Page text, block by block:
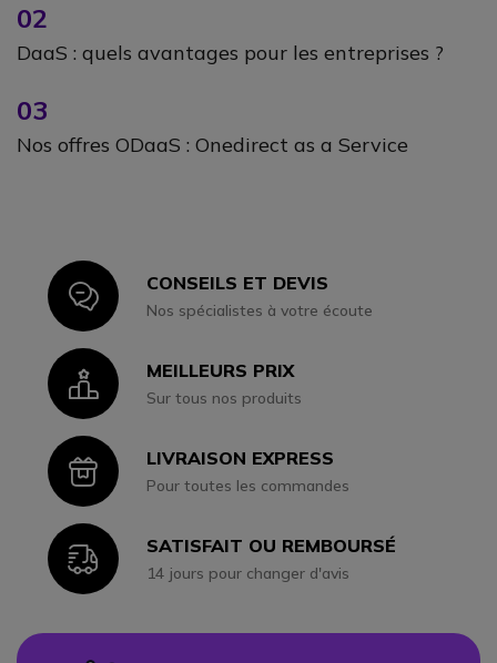
02
DaaS : quels avantages pour les entreprises ?
03
Nos offres ODaaS : Onedirect as a Service
IconCONSEILS ET DEVIS
Nos spécialistes à votre écoute
IconMEILLEURS PRIX
Sur tous nos produits
IconLIVRAISON EXPRESS
Pour toutes les commandes
IconSATISFAIT OU REMBOURSÉ
14 jours pour changer d'avis